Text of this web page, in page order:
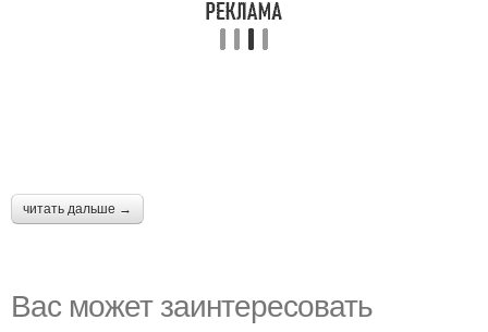
читать дальше →
Вас может заинтересовать